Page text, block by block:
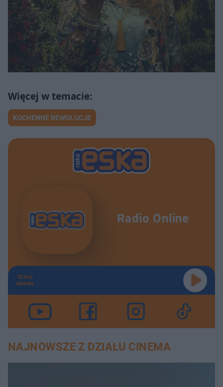
KUCHENNE REWOLUCJE
Radio Online
TERAZ
GRAMY
NAJNOWSZE Z DZIAŁU CINEMA